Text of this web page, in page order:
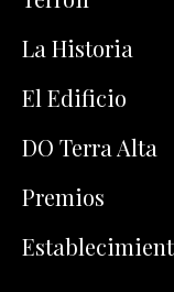
La Historia
El Edificio
DO Terra Alta
Premios